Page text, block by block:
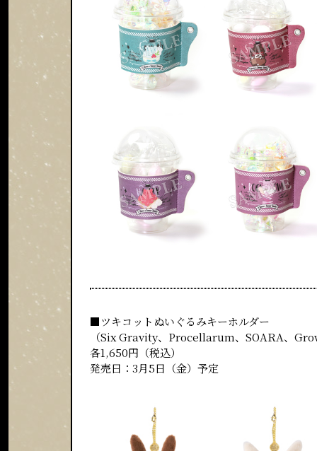
■ツキコットぬいぐるみキーホルダー
（Six Gravity、Procellarum、SOARA、
各1,650円（税込）
発売日：3月5日（金）予定